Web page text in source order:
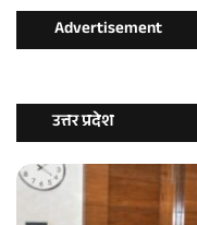
Advertisement
उत्तर प्रदेश